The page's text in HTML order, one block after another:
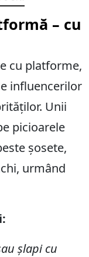
– cu
cu platforme,
influencerilor
Unii
picioarele
șosete,
urmând
șlapi cu